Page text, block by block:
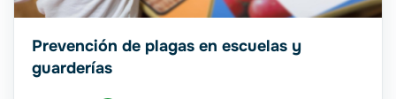
Prevención de plagas en escuelas y
guarderías